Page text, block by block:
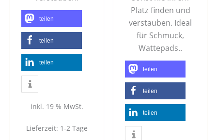
teilen
teilen
teilen
inkl. 19 % MwSt.
Lieferzeit: 1-2 Tage
Platz finden und
verstauben. Ideal
für Schmuck,
Wattepads..
teilen
teilen
teilen